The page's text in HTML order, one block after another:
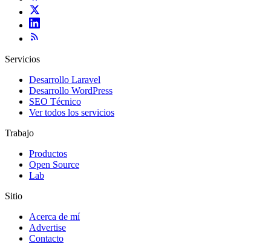
Servicios
Desarrollo Laravel
Desarrollo WordPress
SEO Técnico
Ver todos los servicios
Trabajo
Productos
Open Source
Lab
Sitio
Acerca de mí
Advertise
Contacto